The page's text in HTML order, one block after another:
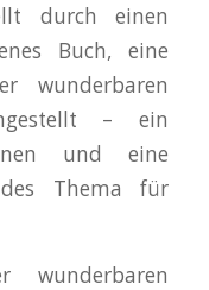
durch einen
Buch, eine
wunderbaren
– ein
und eine
Thema für
wunderbaren